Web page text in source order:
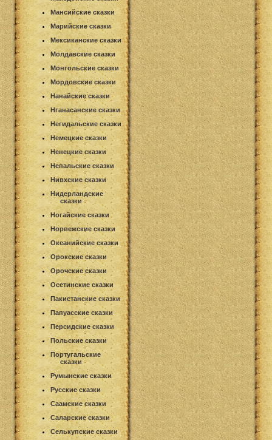
Мансийские сказки
Марийские сказки
Мексиканские сказки
Молдавские сказки
Монгольские сказки
Мордовские сказки
Нанайские сказки
Нганасанские сказки
Негидальские сказки
Немецкие сказки
Ненецкие сказки
Непальские сказки
Нивхские сказки
Нидерландские
сказки
Ногайские сказки
Норвежские сказки
Океанийские сказки
Орокские сказки
Орочские сказки
Осетинские сказки
Пакистанские сказки
Папуасские сказки
Персидские сказки
Польские сказки
Португальские
сказки
Румынские сказки
Русские сказки
Саамские сказки
Саларские сказки
Селькупские сказки